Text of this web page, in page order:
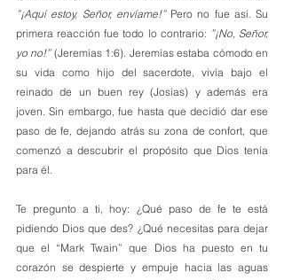
”¡Aquí estoy, Señor, envíame!” Pero no fue así. Su
primera reacción fue todo lo contrario: ”¡No, Señor,
yo no!” (Jeremías 1:6). Jeremías estaba cómodo en
su vida como hijo del sacerdote, vivía bajo el
reinado de un buen rey (Josías) y además era
joven. Sin embargo, fue hasta que decidió dar ese
paso de fe, dejando atrás su zona de confort, que
comenzó a descubrir el propósito que Dios tenía
para él.
Te pregunto a ti, hoy: ¿Qué paso de fe te está
pidiendo Dios que des? ¿Qué necesitas para dejar
que el “Mark Twain” que Dios ha puesto en tu
corazón se despierte y empuje hacia las aguas